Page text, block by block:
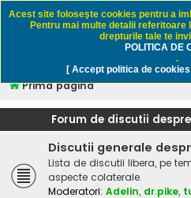
Rapitori.ro -
Prima pagină
Forum de discutii
Discutii generale
Lista de discutii libera, pe
aspecte colaterale.
Moderatori: Adelin, dr.pike,
Acest site foloseşte cookies pentru a
Pentru mai multe detalii referitoare
drepturile tale te
POLITICA DE
.
[ Accept politica de